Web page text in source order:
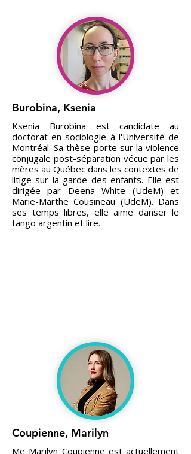
Burobina, Ksenia
Ksenia Burobina est candidate au
doctorat en sociologie à l'Université de
Montréal. Sa thèse porte sur la violence
conjugale post-séparation vécue par les
mères au Québec dans les contextes de
litige sur la garde des enfants. Elle est
dirigée par Deena White (UdeM) et
Marie-Marthe Cousineau (UdeM). Dans
ses temps libres, elle aime danser le
tango argentin et lire.
Coupienne, Marilyn
Me Marilyn Coupienne est actuellement